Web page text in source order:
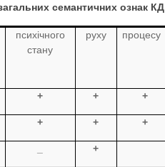
семантичних ознак КД
психічного
стану
руху процесу
+ + +
+ + +
+